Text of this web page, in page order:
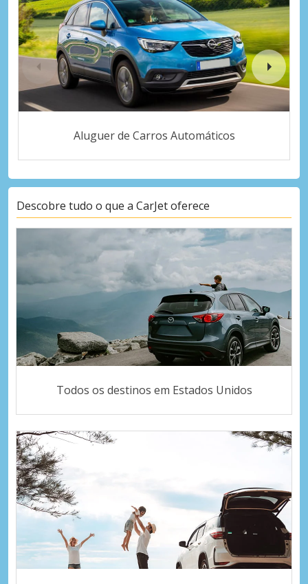
Aluguer de Carros Automáticos
Descobre tudo o que a CarJet oferece
Todos os destinos em Estados Unidos